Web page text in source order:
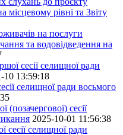
місцевому рівні та Звіту
на послуги
та водовідведення на
сесії селищної ради
10 13:59:18
селищної ради восьмого
(позачергової) сесії
2025-10-01 11:56:38
сесії селищної ради